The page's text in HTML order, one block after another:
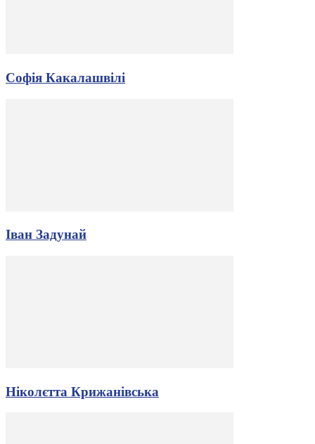
Софія Какалашвілі
Іван Задунай
Ніколєтта Крижанівська